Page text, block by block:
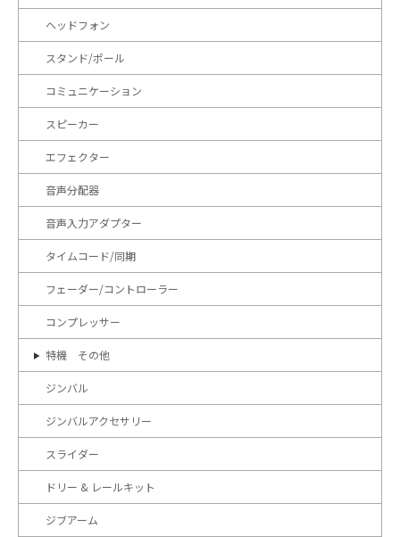
ヘッドフォン
スタンド/ポール
コミュニケーション
スピーカー
エフェクター
音声分配器
音声入力アダプター
タイムコード/同期
フェーダー/コントローラー
コンプレッサー
特機 その他
ジンバル
ジンバルアクセサリー
スライダー
ドリー & レールキット
ジブアーム